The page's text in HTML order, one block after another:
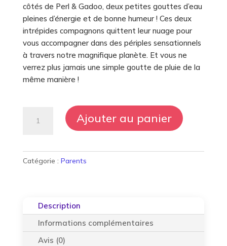
côtés de Perl & Gadoo, deux petites gouttes d’eau
pleines d’énergie et de bonne humeur ! Ces deux
intrépides compagnons quittent leur nuage pour
vous accompagner dans des périples sensationnels
à travers notre magnifique planète. Et vous ne
verrez plus jamais une simple goutte de pluie de la
même manière !
&
Gadoo
bleue
Ajouter au panier
Catégorie : Parents
Description
Informations complémentaires
Avis (0)